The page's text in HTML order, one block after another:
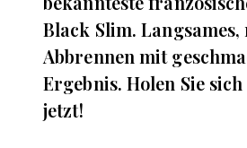
Black Slim.
Abbrennen mit
Ergebnis. Holen Sie
jetzt!